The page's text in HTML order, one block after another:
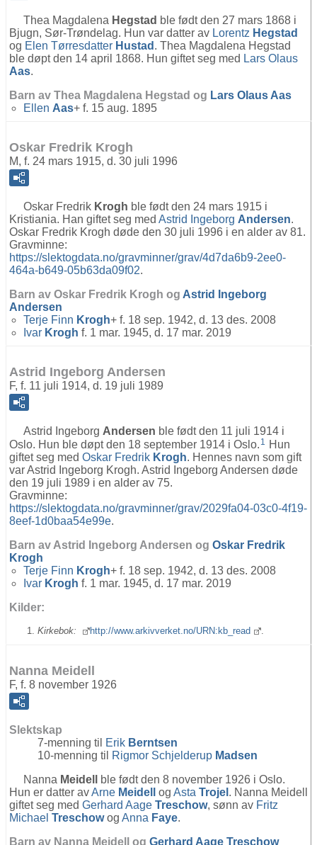
Thea Magdalena Hegstad ble født den 27 mars 1868 i
Bjugn, Sør-Trøndelag. Hun var datter av Lorentz Hegstad
og Elen Tørresdatter Hustad . Thea Magdalena Hegstad
ble døpt den 14 april 1868. Hun giftet seg med Lars Olaus
Aas.
Barn av Thea Magdalena Hegstad og Lars Olaus Aas
Ellen Aas+ f. 15 aug. 1895
Oskar Fredrik Krogh
M, f. 24 mars 1915, d. 30 juli 1996
Oskar Fredrik Krogh ble født den 24 mars 1915 i
Kristiania. Han giftet seg med Astrid Ingeborg Andersen.
Oskar Fredrik Krogh døde den 30 juli 1996 i en alder av 81.
Gravminne:
https://slektogdata.no/gravminner/grav/4d7da6b9-2ee0-
464a-b649-05b63da09f02.
Barn av Oskar Fredrik Krogh og Astrid Ingeborg
Andersen
Terje Finn Krogh+ f. 18 sep. 1942, d. 13 des. 2008
Ivar Krogh f. 1 mar. 1945, d. 17 mar. 2019
Astrid Ingeborg Andersen
F, f. 11 juli 1914, d. 19 juli 1989
Astrid Ingeborg Andersen ble født den 11 juli 1914 i
Oslo. Hun ble døpt den 18 september 1914 i Oslo. 1 Hun
giftet seg med Oskar Fredrik Krogh. Hennes navn som gift
var Astrid Ingeborg Krogh. Astrid Ingeborg Andersen døde
den 19 juli 1989 i en alder av 75.
Gravminne:
https://slektogdata.no/gravminner/grav/2029fa04-03c0-4f19-
8eef-1d0baa54e99e.
Barn av Astrid Ingeborg Andersen og Oskar Fredrik
Krogh
Terje Finn Krogh+ f. 18 sep. 1942, d. 13 des. 2008
Ivar Krogh f. 1 mar. 1945, d. 17 mar. 2019
Kilder:
Kirkebok: http://www.arkivverket.no/URN:kb_read
Nanna Meidell
F, f. 8 november 1926
Slektskap
7-menning til
Erik Berntsen
10-menning til
Rigmor Schjelderup Madsen
Nanna Meidell
ble født den 8 november 1926 i Oslo.
Hun er datter avArne Meidell og Asta Trojel . Nanna Meidell
giftet seg med Gerhard Aage Treschow, sønn av Fritz
Michael Treschowog Anna Faye.
Barn av Nanna Meidell og Gerhard Aage Treschow